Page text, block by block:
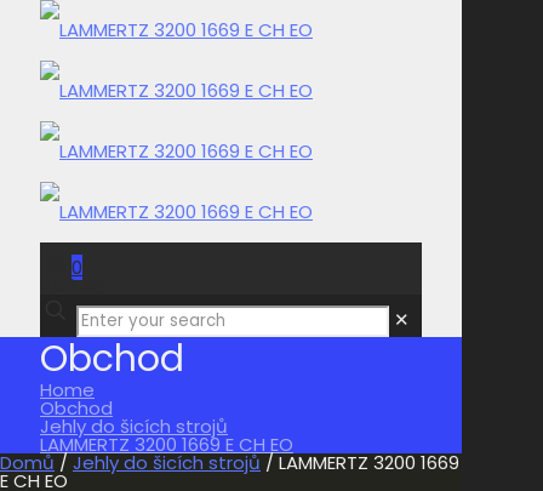
0
0,00 Kč
✕
Obchod
Home
Obchod
Jehly do šicích strojů
LAMMERTZ 3200 1669 E CH EO
Domů / Jehly do šicích strojů / LAMMERTZ 3200 1669
E CH EO